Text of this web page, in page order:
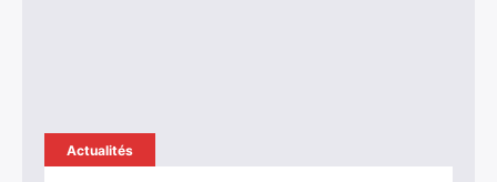
Actualités